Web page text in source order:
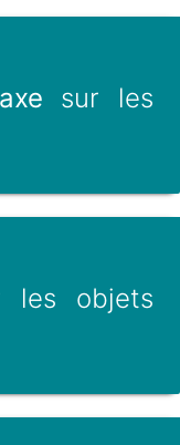
sur les
les objets